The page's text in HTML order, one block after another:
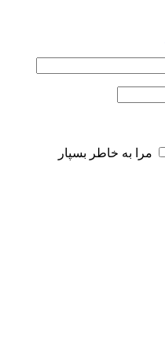
مرا به خاطر بسپار